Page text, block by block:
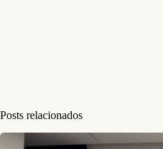
Posts relacionados